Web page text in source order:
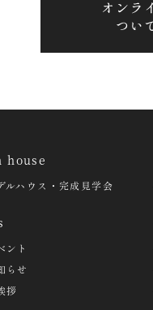
house
ルハウス・完成見学会
ント
らせ
拶